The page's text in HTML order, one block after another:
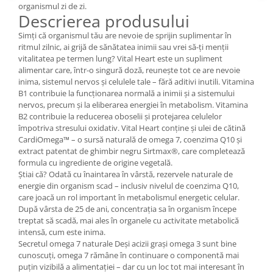
organismul zi de zi.
Descrierea produsului
Simți că organismul tău are nevoie de sprijin suplimentar în
ritmul zilnic, ai grijă de sănătatea inimii sau vrei să-ți menții
vitalitatea pe termen lung? Vital Heart este un supliment
alimentar care, într-o singură doză, reunește tot ce are nevoie
inima, sistemul nervos și celulele tale – fără aditivi inutili. Vitamina
B1 contribuie la funcționarea normală a inimii și a sistemului
nervos, precum și la eliberarea energiei în metabolism. Vitamina
B2 contribuie la reducerea oboselii și protejarea celulelor
împotriva stresului oxidativ. Vital Heart conține și ulei de cătină
CardiOmega™ – o sursă naturală de omega 7, coenzima Q10 și
extract patentat de ghimbir negru Sirtmax®, care completează
formula cu ingrediente de origine vegetală.
Știai că? Odată cu înaintarea în vârstă, rezervele naturale de
energie din organism scad – inclusiv nivelul de coenzima Q10,
care joacă un rol important în metabolismul energetic celular.
După vârsta de 25 de ani, concentrația sa în organism începe
treptat să scadă, mai ales în organele cu activitate metabolică
intensă, cum este inima.
Secretul omega 7 naturale Deși acizii grași omega 3 sunt bine
cunoscuți, omega 7 rămâne în continuare o componentă mai
puțin vizibilă a alimentației – dar cu un loc tot mai interesant în